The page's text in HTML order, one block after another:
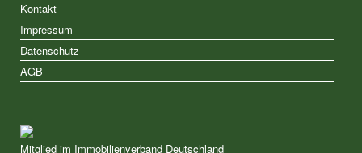
Kontakt
Impressum
Datenschutz
AGB
Mitglied im Immobilienverband Deutschland